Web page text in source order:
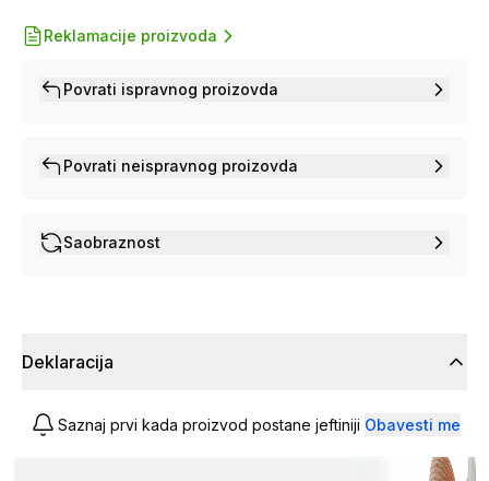
Reklamacije proizvoda
Povrati ispravnog proizovda
Povrati neispravnog proizovda
Saobraznost
Deklaracija
Saznaj prvi kada proizvod postane jeftiniji Obavesti me